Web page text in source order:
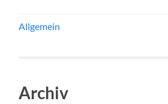
Allgemein
Archiv